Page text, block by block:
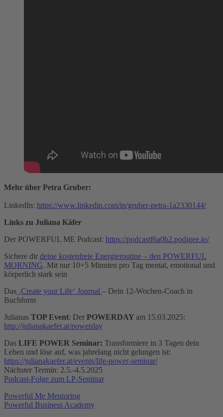
Mehr über Petra Gruber:
LinkedIn: https://www.linkedin.com/in/gruber-petra-1a2330144/
Links zu Juliana Käfer
Der POWERFUL ME Podcast: https://podcastf6a0b2.podigee.io/
Sichere dir deine kostenfreie Energieroutine – den POWERFUL
MORNING. Mit nur 10+5 Minuten pro Tag mental, emotional und
körperlich stark sein
Das ‚Create your Life‘ Journal – Dein 12-Wochen-Coach in
Buchform
Julianas TOP Event: Der POWERDAY am 15.03.2025:
http://julianakaefer.at/powerday
Das LIFE POWER Seminar: Transformiere in 3 Tagen dein
Leben und löse auf, was jahrelang nicht gelungen ist:
https://julianakaefer.at/events/life-power-seminar/
Nächster Termin: 2.5.-4.5.2025
Podcast-Folge zum LP-Seminar
Powerful Me Mentoring
Powerful Business Academy